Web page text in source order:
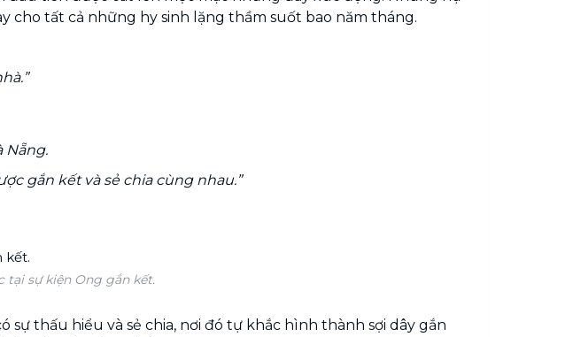
cho tất cả những hy sinh lặng thầm suốt bao năm tháng.
Nẵng.
gắn kết và sẻ chia cùng nhau.”
tại sự kiện Ong gắn kết.
thấu hiểu và sẻ chia, nơi đó tự khắc hình thành sợi dây gắn